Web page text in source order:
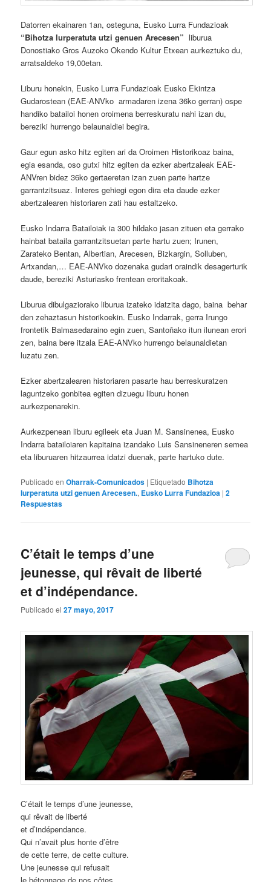
Datorren ekainaren 1an, osteguna, Eusko Lurra Fundazioak
“Bihotza lurperatuta utzi genuen Arecesen” liburua
Donostiako Gros Auzoko Okendo Kultur Etxean aurkeztuko du,
arratsaldeko 19,00etan.
Liburu honekin, Eusko Lurra Fundazioak Eusko Ekintza
Gudarostean (EAE-ANVko armadaren izena 36ko gerran) ospe
handiko batailoi honen oroimena berreskuratu nahi izan du,
bereziki hurrengo belaunaldiei begira.
Gaur egun asko hitz egiten ari da Oroimen Historikoaz baina,
egia esanda, oso gutxi hitz egiten da ezker abertzaleak EAE-
ANVren bidez 36ko gertaeretan izan zuen parte hartze
garrantzitsuaz. Interes gehiegi egon dira eta daude ezker
abertzalearen historiaren zati hau estaltzeko.
Eusko Indarra Batailoiak ia 300 hildako jasan zituen eta gerrako
hainbat bataila garrantzitsuetan parte hartu zuen; Irunen,
Zarateko Bentan, Albertian, Arecesen, Bizkargin, Solluben,
Artxandan,… EAE-ANVko dozenaka gudari oraindik desagerturik
daude, bereziki Asturiasko frentean eroritakoak.
Liburua dibulgaziorako liburua izateko idatzita dago, baina behar
den zehaztasun historikoekin. Eusko Indarrak, gerra Irungo
frontetik Balmasedaraino egin zuen, Santoñako itun ilunean erori
zen, baina bere itzala EAE-ANVko hurrengo belaunaldietan
luzatu zen.
Ezker abertzalearen historiaren pasarte hau berreskuratzen
laguntzeko gonbitea egiten dizuegu liburu honen
aurkezpenarekin.
Aurkezpenean liburu egileek eta Juan M. Sansinenea, Eusko
Indarra batailoiaren kapitaina izandako Luis Sansineneren semea
eta liburuaren hitzaurrea idatzi duenak, parte hartuko dute.
Publicado en Oharrak-Comunicados | Etiquetado Bihotza
lurperatuta utzi genuen Arecesen., Eusko Lurra Fundazioa |2
Respuestas
C’était le temps d’une
jeunesse, qui rêvait de liberté
et d’indépendance.
Publicado el27 mayo, 2017
C’était le temps d’une jeunesse,
qui rêvait de liberté
et d’indépendance.
Qui n’avait plus honte d’être
de cette terre, de cette culture.
Une jeunesse qui refusait
le bétonnage de nos côtes,